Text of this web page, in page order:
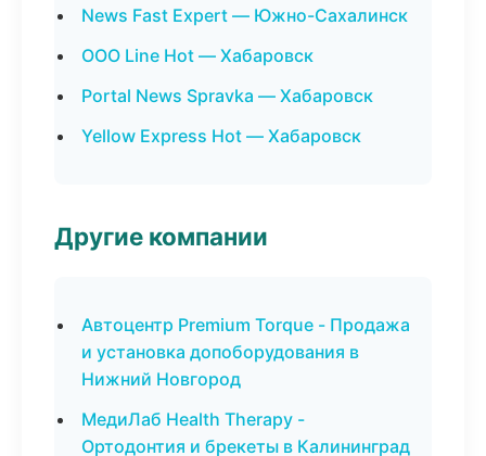
News Fast Expert — Южно-Сахалинск
ООО Line Hot — Хабаровск
Portal News Spravka — Хабаровск
Yellow Express Hot — Хабаровск
Другие компании
Автоцентр Premium Torque - Продажа
и установка допоборудования в
Нижний Новгород
МедиЛаб Health Therapy -
Ортодонтия и брекеты в Калининград